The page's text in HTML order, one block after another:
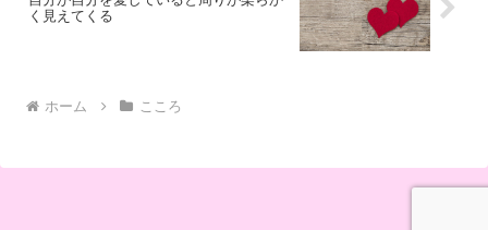
く見えてくる
ホーム こころ